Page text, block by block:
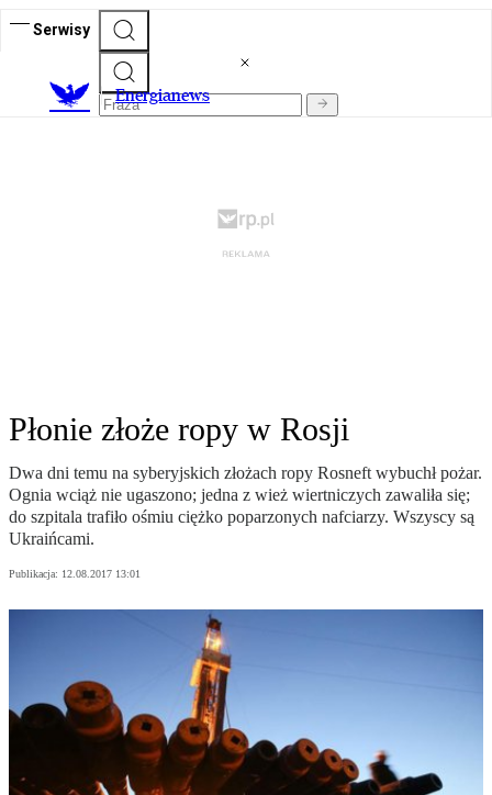
Serwisy
Energianews
Płonie złoże ropy w Rosji
Dwa dni temu na syberyjskich złożach ropy Rosneft wybuchł pożar.
Ognia wciąż nie ugaszono; jedna z wież wiertniczych zawaliła się;
do szpitala trafiło ośmiu ciężko poparzonych nafciarzy. Wszyscy są
Ukraińcami.
Publikacja: 12.08.2017 13:01